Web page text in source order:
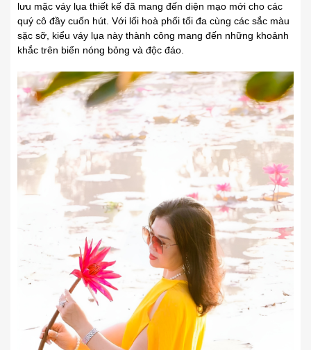
lưu mặc váy lụa thiết kế đã mang đến diện mạo mới cho các
quý cô đầy cuốn hút. Với lối hoà phối tối đa cùng các sắc màu
sặc sỡ, kiểu váy lụa này thành công mang đến những khoảnh
khắc trên biển nóng bỏng và độc đáo.